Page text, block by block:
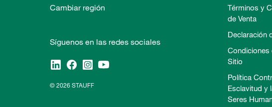
Cambiar región
Síguenos en las redes sociales
© 2026 STAUFF
Términos y
de Venta
Declaración
Condiciones
Sitio
Política
Esclavitud y
Seres